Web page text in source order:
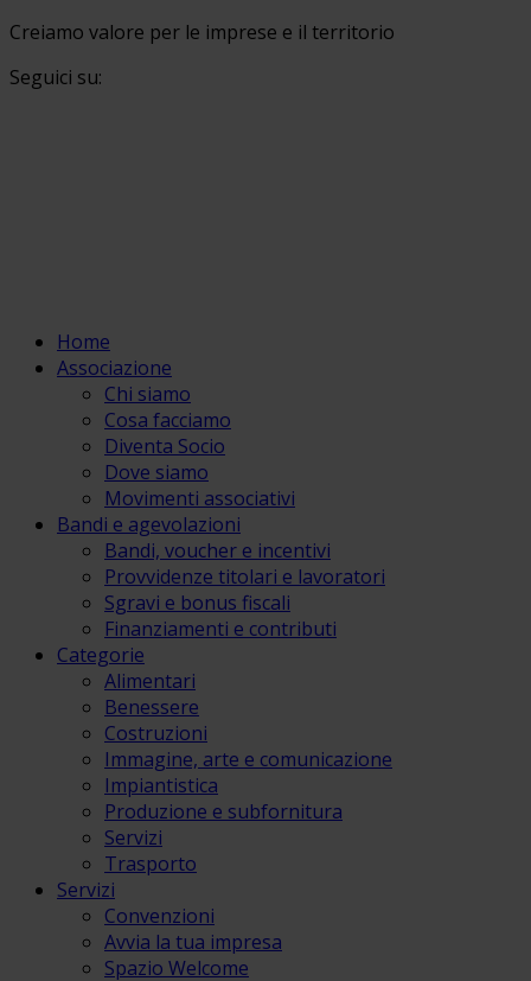
Creiamo valore per le imprese e il territorio
Seguici su:
Home
Associazione
Chi siamo
Cosa facciamo
Diventa Socio
Dove siamo
Movimenti associativi
Bandi e agevolazioni
Bandi, voucher e incentivi
Provvidenze titolari e lavoratori
Sgravi e bonus fiscali
Finanziamenti e contributi
Categorie
Alimentari
Benessere
Costruzioni
Immagine, arte e comunicazione
Impiantistica
Produzione e subfornitura
Servizi
Trasporto
Servizi
Convenzioni
Avvia la tua impresa
Spazio Welcome